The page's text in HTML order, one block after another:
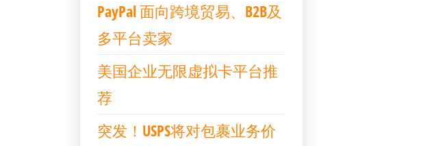
PayPal 面向跨境贸易、B2B及
多平台卖家
美国企业无限虚拟卡平台推
荐
突发！USPS将对包裹业务价